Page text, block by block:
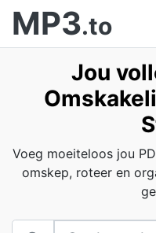
MP3.to
Jou
Voeg moeiteloos jou
omskep, roteer en